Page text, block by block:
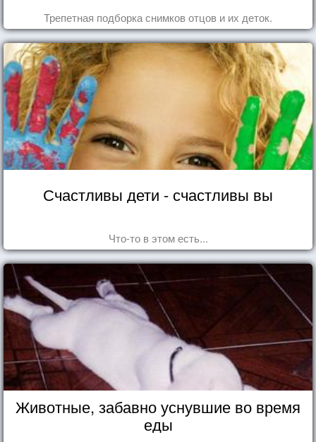
Трепетная подборка снимков отцов и их деток.
Счастливы дети - счастливы вы
Что-то в этом есть...
Животные, забавно уснувшие во время
еды